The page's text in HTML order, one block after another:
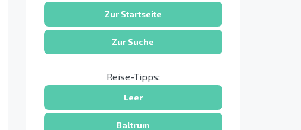
Zur Startseite
Zur Suche
Reise-Tipps:
Leer
Baltrum